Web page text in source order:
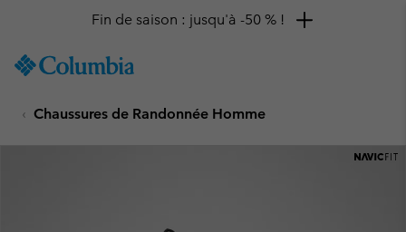
TO
SKIP
MAIN
Fin de saison : jusqu'à -50 % !
Chaussures de Randonnée Homme